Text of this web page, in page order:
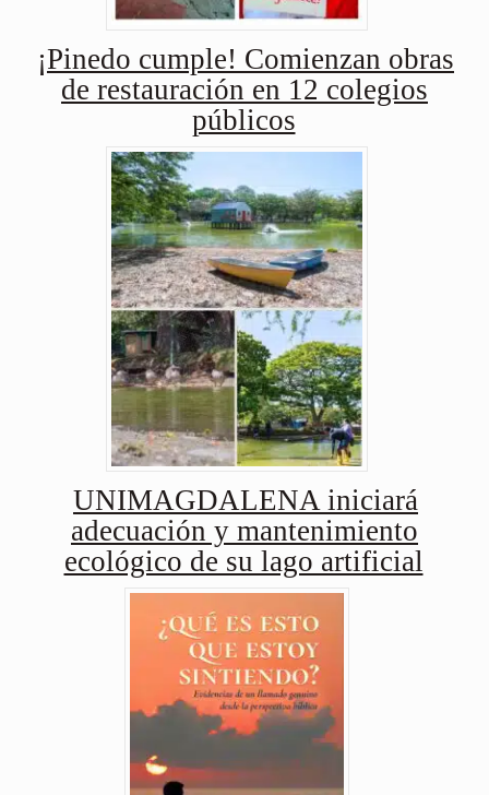
¡Pinedo cumple! Comienzan obras
de restauración en 12 colegios
públicos
UNIMAGDALENA iniciará
adecuación y mantenimiento
ecológico de su lago artificial